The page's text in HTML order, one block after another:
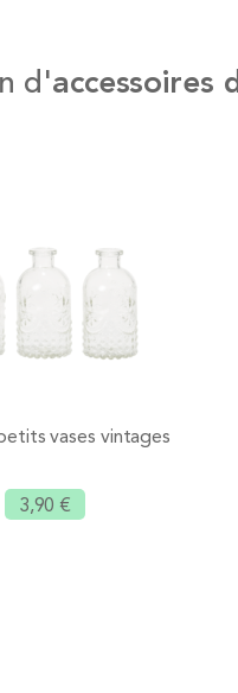
d'accessoires
vases vintages
3,90 €